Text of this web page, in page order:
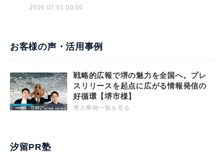
2026.07.01 00:00
お客様の声・活用事例
戦略的広報で堺の魅力を全国へ。プレ
スリリースを起点に広がる情報発信の
好循環【堺市様】
導入事例一覧を見る
汐留PR塾